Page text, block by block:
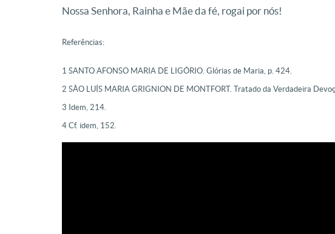
Nossa Senhora, Rainha e Mãe da fé, rogai por nós!
Referências:
1 SANTO AFONSO MARIA DE LIGÓRIO. Glórias de Maria, p. 424.
2 SÂO LUÍS MARIA GRIGNION DE MONTFORT. Tratado da Verdadeira
3 Idem, 214.
4 Cf. idem, 152.